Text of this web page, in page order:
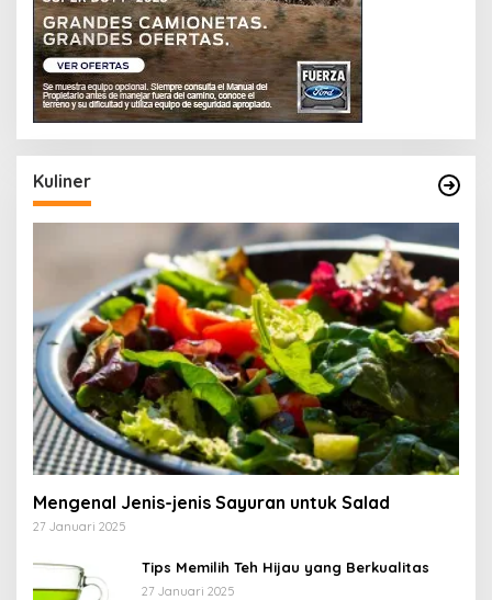
Kuliner
Mengenal Jenis-jenis Sayuran untuk Salad
27 Januari 2025
Tips Memilih Teh Hijau yang Berkualitas
27 Januari 2025